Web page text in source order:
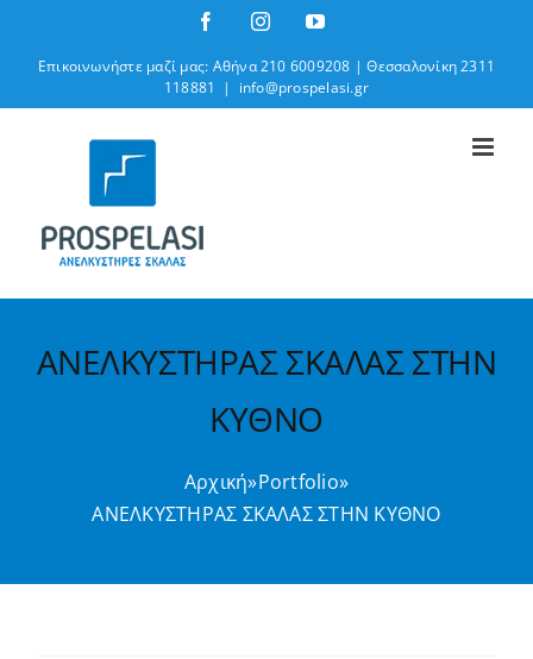
περιεχόμενο
FacebookInstagramYouTube
Επικοινωνήστε μαζί μας: Αθήνα 210 6009208 | Θεσσαλονίκη 2311
118881 | info@prospelasi.gr
ΑΝΕΛΚΥΣΤΗΡΑΣ ΣΚΑΛΑΣ ΣΤΗΝ
ΚΥΘΝΟ
Αρχική»Portfolio»
ΑΝΕΛΚΥΣΤΗΡΑΣ ΣΚΑΛΑΣ ΣΤΗΝ ΚΥΘΝΟ